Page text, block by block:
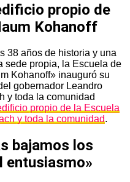
propio de
Kohanoff
38 años de historia y una
sede propia, la Escuela de
Kohanoff» inauguró su
gobernador Leandro
y toda la comunidad
propio de la Escuela
y toda la comunidad.
bajamos los
entusiasmo»